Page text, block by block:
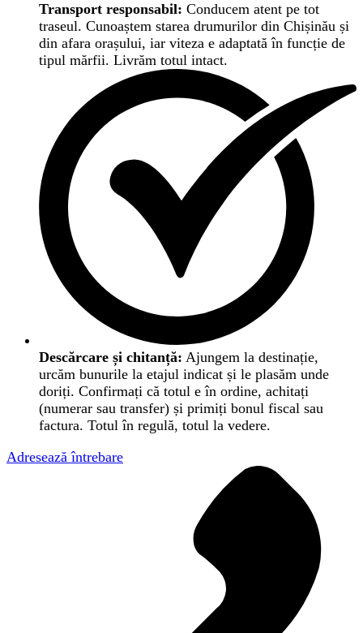
Transport responsabil: Conducem atent pe tot
traseul. Cunoaștem starea drumurilor din Chișinău și
din afara orașului, iar viteza e adaptată în funcție de
tipul mărfii. Livrăm totul intact.
Descărcare și chitanță: Ajungem la destinație,
urcăm bunurile la etajul indicat și le plasăm unde
doriți. Confirmați că totul e în ordine, achitați
(numerar sau transfer) și primiți bonul fiscal sau
factura. Totul în regulă, totul la vedere.
Adresează întrebare